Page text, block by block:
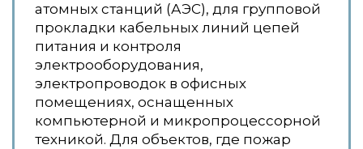
атомных станций (АЭС), для групповой
прокладки кабельных линий цепей
питания и контроля
электрооборудования,
электропроводок в офисных
помещениях, оснащенных
компьютерной и микропроцессорной
техникой. Для объектов, где пожар